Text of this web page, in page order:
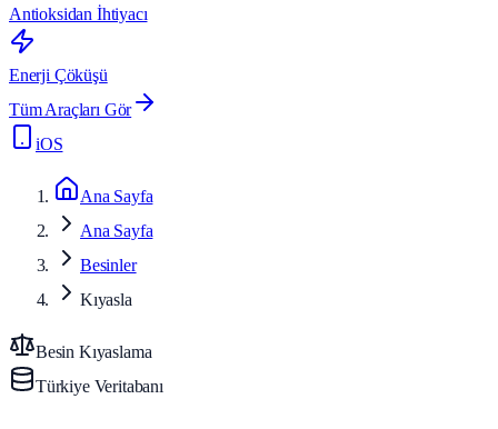
Antioksidan İhtiyacı
Enerji Çöküşü
Tüm Araçları Gör
iOS
Ana Sayfa
Ana Sayfa
Besinler
Kıyasla
Besin Kıyaslama
Türkiye Veritabanı